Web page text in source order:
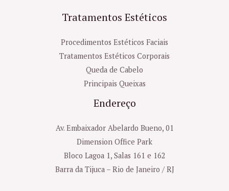
Tratamentos Estéticos
Procedimentos Estéticos Faciais
Tratamentos Estéticos Corporais
Queda de Cabelo
Principais Queixas
Endereço
Av. Embaixador Abelardo Bueno, 01
Dimension Office Park
Bloco Lagoa 1, Salas 161 e 162
Barra da Tijuca – Rio de Janeiro / RJ